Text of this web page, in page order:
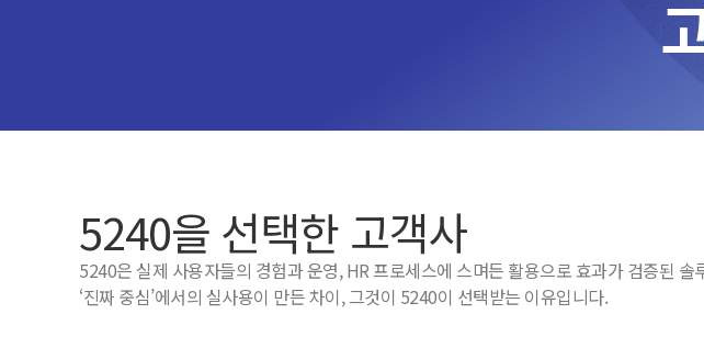
5240을 선택한 고객사
5240은 실제 사용자들의 경험과 운영, HR 프로세스에 스며든 활용으로 효과가 검증된 솔
‘진짜 중심’에서의 실사용이 만든 차이, 그것이 5240이 선택받는 이유입니다.